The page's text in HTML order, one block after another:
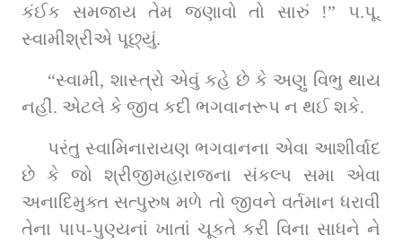
કંઈક સમજાય તેમ જણાવો તો સારું !” ૫.પૂ.
સ્વામીશ્રીએ પૂછ્યું.
“સ્વામી, શાસ્ત્રો એવું કહે છે કે અણુ વિભુ થાય
નહીં. એટલે કે જીવ કદી ભગવાનરૂપ ન થઈ શકે.
પરંતુ સ્વામિનારાયણ ભગવાનના એવા આશીર્વાદ
છે કે જો શ્રીજીમહારાજના સંકલ્પ સમા એવા
અનાદિમુક્ત સત્પુરુષ મળે તો જીવને વર્તમાન ધરાવી
તેના પાપ-પુણ્યનાં ખાતાં ચૂકતે કરી વિના સાધને ને